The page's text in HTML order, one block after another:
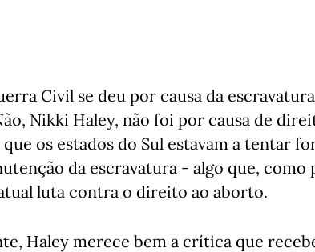
Civil se deu por causa da
Nikki Haley, não foi por causa de
os estados do Sul estavam a tentar
da escravatura - algo que, como
luta contra o direito ao aborto.
Haley merece bem a crítica que